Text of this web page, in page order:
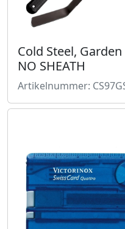
Cold Steel,
NO SHEATH
Artikelnummer: